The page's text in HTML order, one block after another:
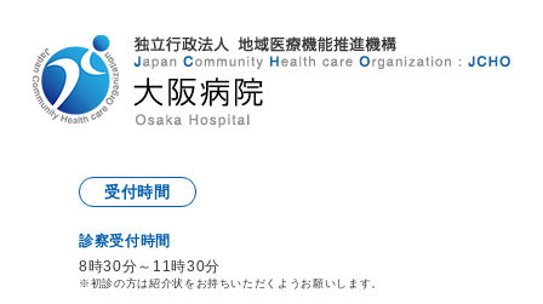
受付時間
診察受付時間
8時30分～11時30分
※初診の方は紹介状をお持ちいただくようお願いします。